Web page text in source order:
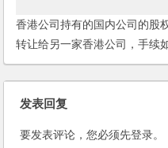
香港公司持有的国内公司的股
转让给另一家香港公司，手续
何办理？
发表回复
要发表评论，您必须先登录。